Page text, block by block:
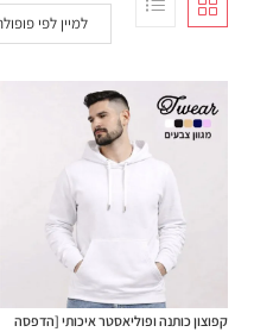
קפוצון כותנה ופוליאסטר איכותי [הדפסה